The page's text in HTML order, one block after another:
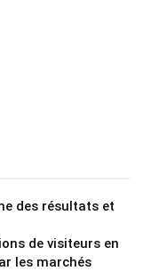
des résultats et
de visiteurs en
les marchés